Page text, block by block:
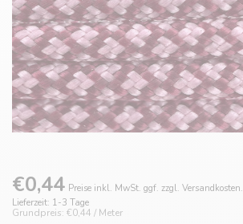
€0,44 Preise inkl. MwSt. ggf. zzgl. Versandkosten.
Lieferzeit: 1-3 Tage
Grundpreis: €0,44 / Meter